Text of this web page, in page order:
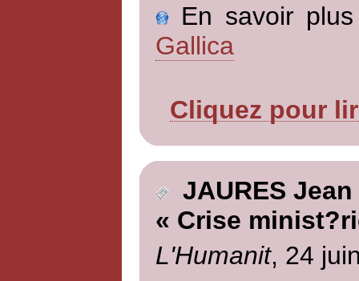
En savoir
Gallica
Cliquez pour
JAURES Jean
« Crise
L'Humanit, 24